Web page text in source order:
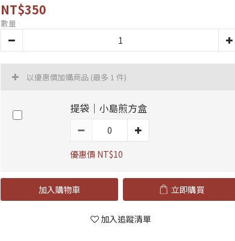
NT$350
數量
以優惠價加購商品 (最多 1 件)
提袋｜小島煎方盒
優惠價 NT$10
加入購物車 立即購買
加入追蹤清單